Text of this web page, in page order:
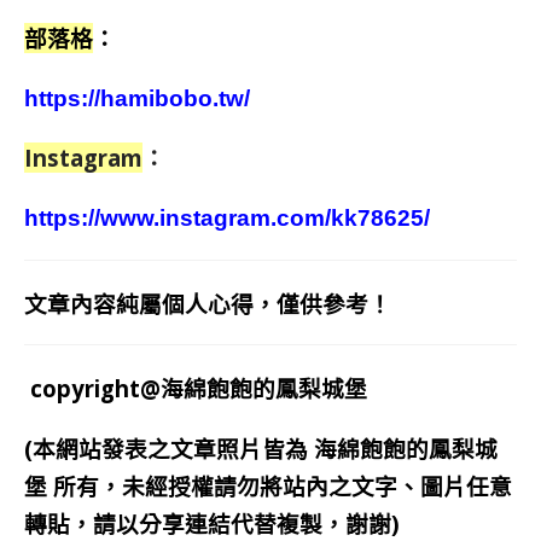
部落格 ：
https://hamibobo.tw/
Instagram ：
https://www.instagram.com/kk78625/
文章內容純屬個人心得，僅供參考！
copyright@海綿飽飽的鳳梨城堡
(本網站發表之文章照片皆為 海綿飽飽的鳳梨城
堡 所有，未經授權請勿將站內之文字、圖片任意
轉貼，請以分享連結代替複製，謝謝)